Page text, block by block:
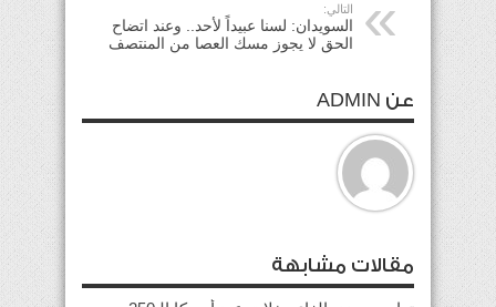
التالي:
السويدان: لسنا عبيداً لأحد.. وعند اتضاح
الحق لا يجوز مسك العصا من المنتصف
عن ADMIN
مقالات مشابهة